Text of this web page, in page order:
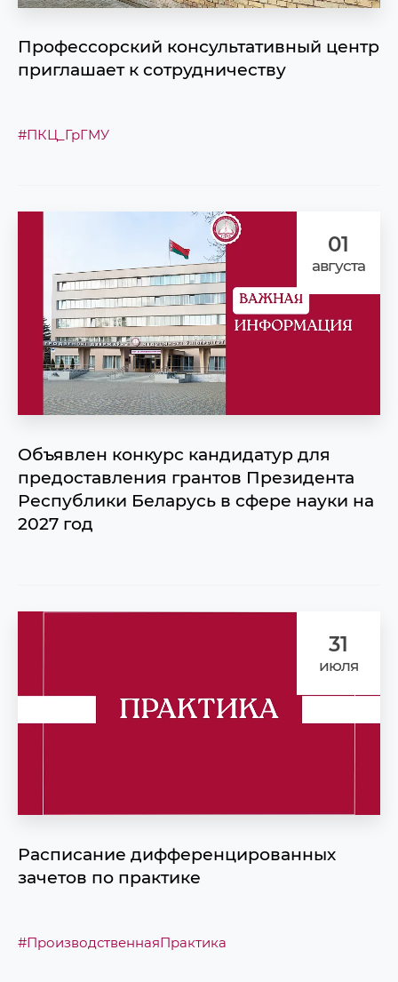
Профессорский консультативный центр
приглашает к сотрудничеству
#ПКЦ_ГрГМУ
01
августа
Объявлен конкурс кандидатур для
предоставления грантов Президента
Республики Беларусь в сфере науки на
2027 год
31
июля
Расписание дифференцированных
зачетов по практике
#ПроизводственнаяПрактика